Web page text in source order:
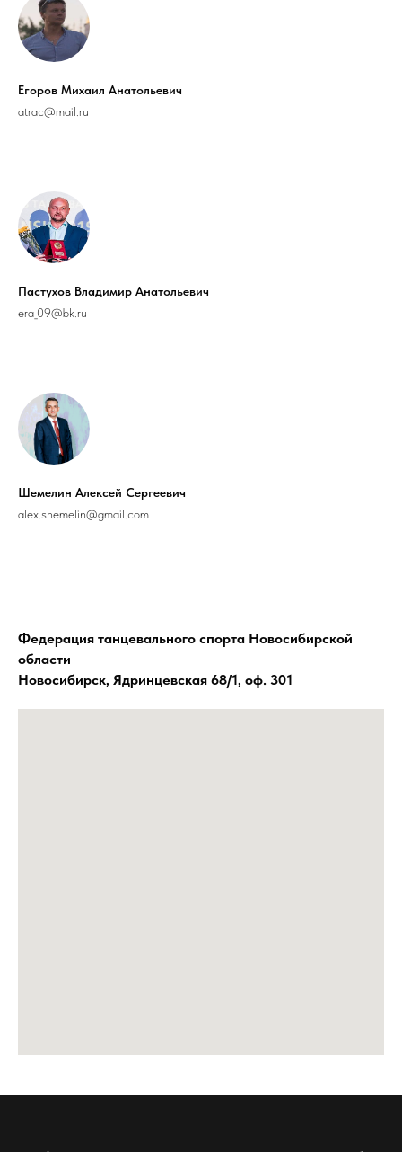
Егоров Михаил Анатольевич
atrac@mail.ru
Пастухов Владимир Анатольевич
era_09@bk.ru
Шемелин Алексей Сергеевич
alex.shemelin@gmail.com
Федерация танцевального спорта Новосибирской
области
Новосибирск, Ядринцевская 68/1, оф. 301